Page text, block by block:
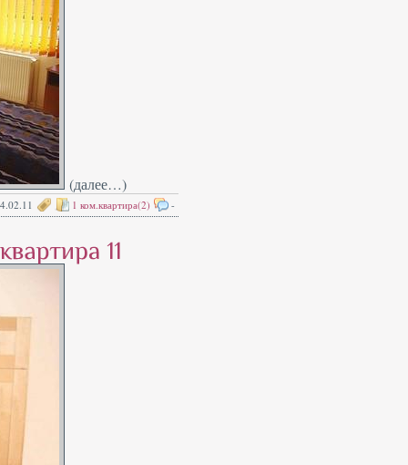
(далее…)
1 ком.квартира(2) -